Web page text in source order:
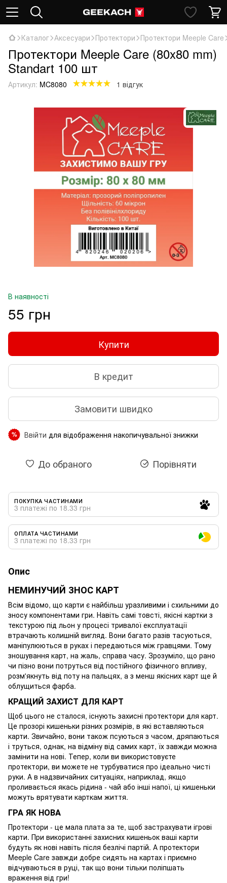
Каталог Аксесуари Протектори Протектори Meeple Care
Протектори Meeple Care (80x80 mm)
Standart 100 шт
Артикул: MC8080 1 відгук
В наявності
55 грн
Купити
В кредит
Замовити швидко
% Ввійти для відображення накопичувальної знижки
До обраного Порівняти
ПОКУПКА ЧАСТИНАМИ
3 платежі по 18.33 грн
ОПЛАТА ЧАСТИНАМИ
3 платежі по 18.33 грн
Опис
НЕМИНУЧИЙ ЗНОС КАРТ
Всім відомо, що карти є найбільш уразливими і схильними до
зносу компонентами гри. Навіть самі товсті, якісні картки з
текстурою під льон у процесі тривалої експлуатації
втрачають колишній вигляд. Вони багато разів тасуються,
маніпулюються в руках і передаються між гравцями. Тому
зношування карт, на жаль, справа часу. Зрозуміло, що рано
чи пізно вони потруться від постійного фізичного впливу,
розм'якнуть від поту на пальцях, а з менш якісних карт ще й
облущиться фарба.
КРАЩИЙ ЗАХИСТ ДЛЯ КАРТ
Щоб цього не сталося, існують захисні протектори для карт.
Це прозорі кишеньки різних розмірів, в які вставляються
карти. Звичайно, вони також псуються з часом, дряпаються
і труться, однак, на відміну від самих карт, їх завжди можна
замінити на нові. Тепер, коли ви використовуєте
протектори, ви можете не турбуватися про ідеально чисті
руки. А в надзвичайних ситуаціях, наприклад, якщо
проливається якась рідина - чай або інші напої, ці кишеньки
можуть врятувати карткам життя.
ГРА ЯК НОВА
Протектори - це мала плата за те, щоб застрахувати ігрові
карти. При використанні захисних кишеньок ваші карти
будуть як нові навіть після безлічі партій. А протектори
Meeple Care завжди добре сидять на картах і приємно
відчуваються в руці, так що вони тільки поліпшать
враження від гри!